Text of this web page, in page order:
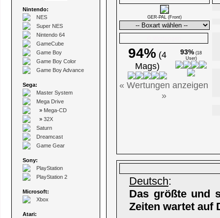
Nintendo:
NES
Super NES
Nintendo 64
GameCube
Game Boy
Game Boy Color
Game Boy Advance
Sega:
Master System
Mega Drive
» Mega-CD
» 32X
Saturn
Dreamcast
Game Gear
Sony:
PlayStation
PlayStation 2
Microsoft:
Xbox
Atari:
GER-PAL (Front)
94% (4
Mags)
93% (18
User)
« Wertungen anzeigen
»
Deutsch:
Das größte und
Zeiten wartet auf